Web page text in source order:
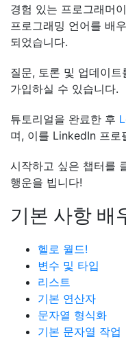
경험 있는 프로그래머
프로그래밍 언어를 배
되었습니다.
질문, 토론 및 업데이트
가입하실 수 있습니다.
튜토리얼을 완료한 후
며, 이를 LinkedIn 프로
시작하고 싶은 챕터를
행운을 빕니다!
기본 사항 배
헬로 월드!
변수 및 타입
리스트
기본 연산자
문자열 형식화
기본 문자열 작업